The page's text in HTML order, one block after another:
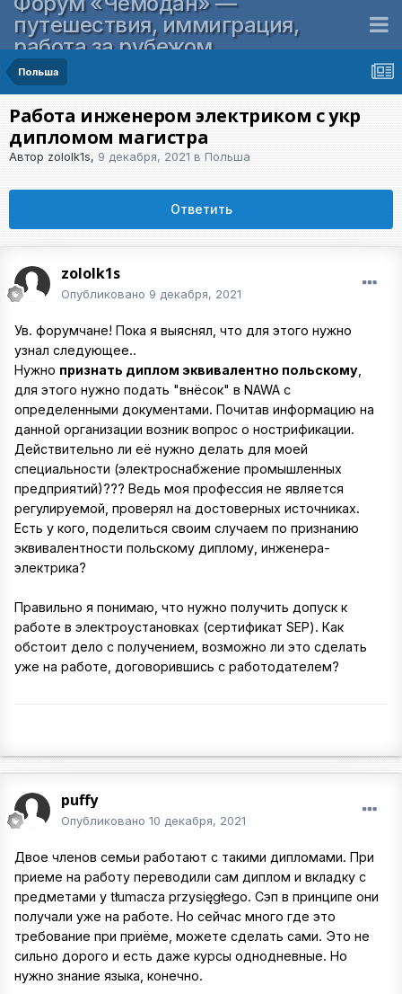
путешествия, иммиграция,
работа за рубежом
Польша
Работа инженером электриком с укр
дипломом магистра
Автор zololk1s, 9 декабря, 2021 в Польша
Ответить
zololk1s
Опубликовано 9 декабря, 2021
Ув. форумчане! Пока я выяснял, что для этого нужно
узнал следующее..
Нужно признать диплом эквивалентно польскому
для этого нужно подать "внёсок" в NAWA с
определенными документами. Почитав информацию на
данной организации возник вопрос о нострификации.
Действительно ли её нужно делать для моей
специальности (электроснабжение промышленных
предприятий)??? Ведь моя профессия не является
регулируемой, проверял на достоверных источниках.
Есть у кого, поделиться своим случаем по признанию
эквивалентности польскому диплому, инженера-
электрика?
Правильно я понимаю, что нужно получить допуск к
работе в электроустановках (сертификат SEP). Как
обстоит дело с получением, возможно ли это сделать
уже на работе, договорившись с работодателем?
puffy
Опубликовано 10 декабря, 2021
Двое членов семьи работают с такими дипломами. При
приеме на работу переводили сам диплом и вкладку с
предметами у tłumacza przysięgłego. Сэп в принципе они
получали уже на работе. Но сейчас много где это
требование при приёме, можете сделать сами. Это не
сильно дорого и есть даже курсы однодневные. Но
нужно знание языка, конечно.